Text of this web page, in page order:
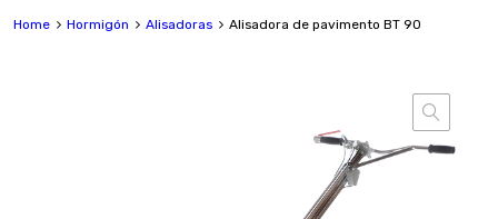
Home Hormigón Alisadoras Alisadora de pavimento BT 90